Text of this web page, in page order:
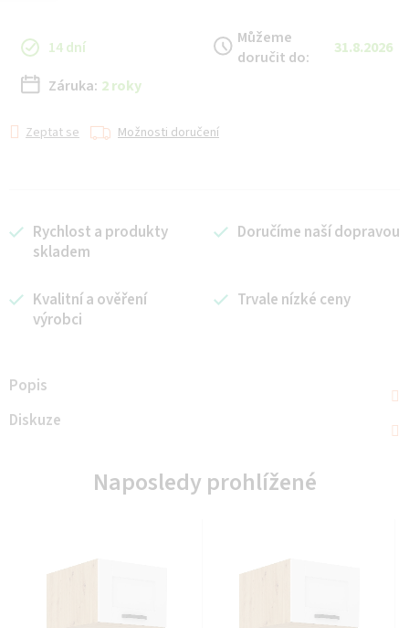
14 dní
Můžeme
doručit do:
31.8.2026
Záruka: 2 roky
Zeptat se Možnosti doručení
Rychlost a produkty
skladem
Doručíme naší dopravou
Kvalitní a ověření
výrobci
Trvale nízké ceny
Popis
Diskuze
Naposledy prohlížené